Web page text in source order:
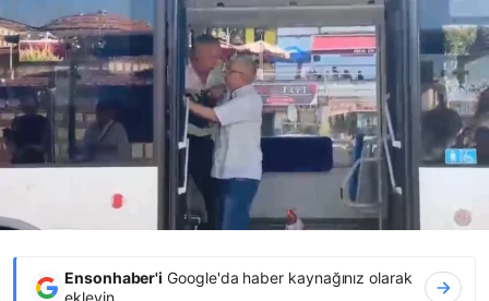
Ensonhaber'i Google'da haber kaynağınız olarak
ekleyin